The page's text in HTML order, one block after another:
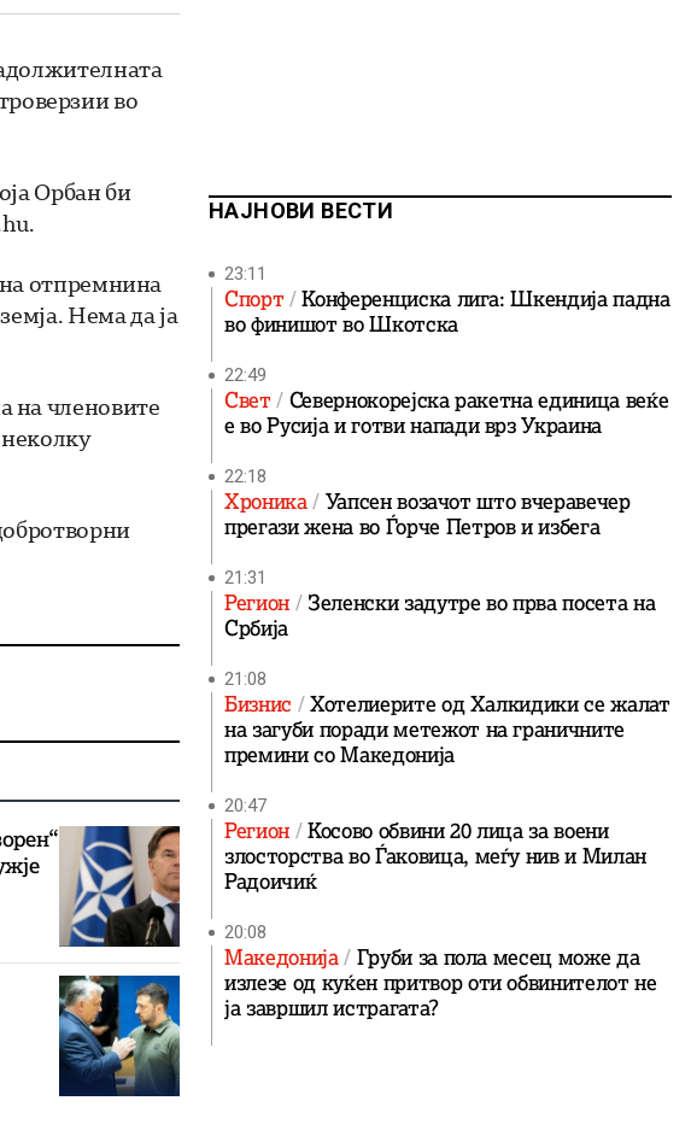
во
Орбан би
отпремнина
Нема да ја
на членовите
НАЈНОВИ ВЕСТИ
23:11
Спорт
Конференциска лига: Шкендија падна
во финишот во Шкотска
22:49
Свет Севернокорејска ракетна единица веќе
е во Русија и готви напади врз Украина
22:18
Хроника Уапсен возачот што вчеравечер
прегази жена во Ѓорче Петров и избега
21:31
Регион
Зеленски задутре во прва посета на
Србија
21:08
Бизнис
Хотелиерите од Халкидики се жалат
на загуби поради метежот на граничните
премини со Македонија
20:47
Регион
Косово обвини 20 лица за воени
злосторства во Ѓаковица, меѓу нив и Милан
Радоичиќ
20:08
Македонија Груби за пола месец може да
излезе од куќен притвор оти обвинителот не
ја завршил истрагата?